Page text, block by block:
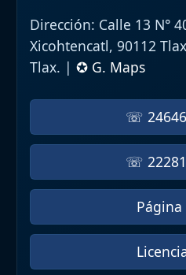
Dirección: Calle 13 N°
Xicohtencatl, 90112
Tlax. | ✪ G. Maps
☏
☏
Página